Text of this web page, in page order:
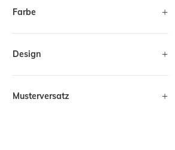
Farbe
Design
Musterversatz